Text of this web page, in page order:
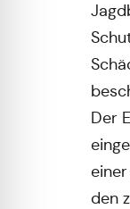
Der
den